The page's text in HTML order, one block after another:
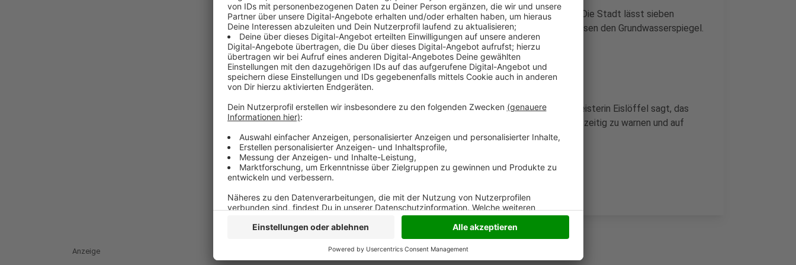
In Dinslaken entsteht ein Vorwarn-System für Grundhochwasser. Die Stadt lässt sieben
Beobachtungsbrunnen über das Stadtgebiet verteilen. Diese messen den Grundwasserspiegel.
Die Ergebnisse stehen bald online zur Verfügung.
Anzeige
So können Haushalte frühzeitig prüfen, ob Gefahr droht. Bürgermeisterin Eislöffel sagt, das
System sei ein erster Schritt. Es gehe darum, die Menschen rechtzeitig zu warnen und auf
Wetterextreme zu reagieren. Das System soll noch 2024 starten.
Anzeige
Anzeige